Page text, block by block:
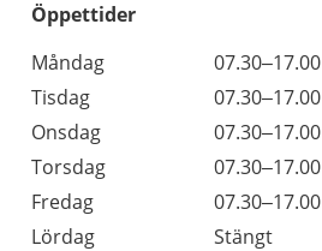
Öppettider
Dag
Öppettider
Kommentarer
Måndag
07.30–17.00
Tisdag
07.30–17.00
Onsdag
07.30–17.00
Torsdag
07.30–17.00
Fredag
07.30–17.00
Lördag
Stängt